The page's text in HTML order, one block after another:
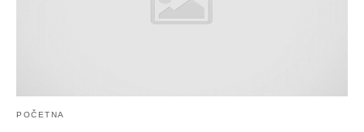
POČETNA